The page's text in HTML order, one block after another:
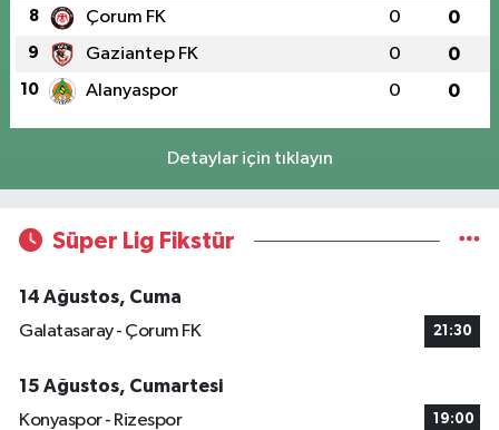
8 Çorum FK 0 0
9 Gaziantep FK 0 0
10 Alanyaspor 0 0
Detaylar için tıklayın
Süper Lig Fikstür
14 Ağustos, Cuma
Galatasaray - Çorum FK
21:30
15 Ağustos, Cumartesi
Konyaspor - Rizespor
19:00